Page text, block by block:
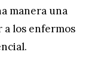
manera una
a los enfermos